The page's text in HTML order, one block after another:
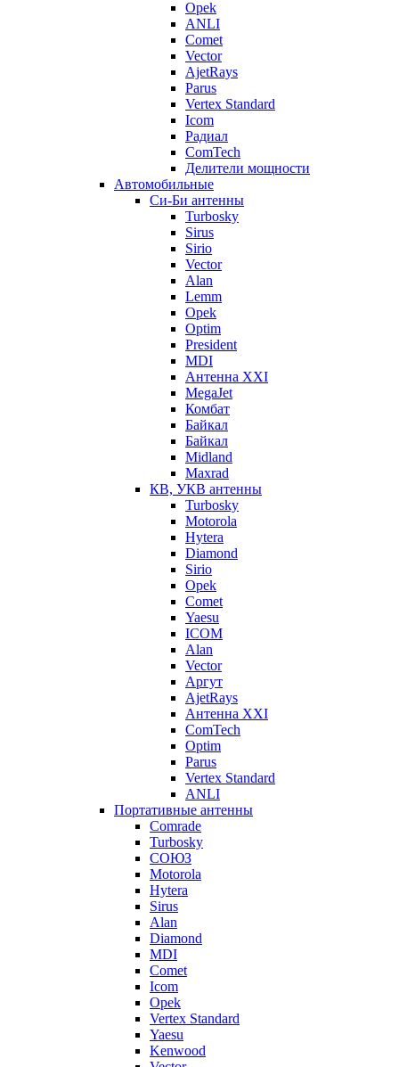
Opek
ANLI
Comet
Vector
AjetRays
Parus
Vertex Standard
Icom
Радиал
ComTech
Делители мощности
Автомобильные
Си-Би антенны
Turbosky
Sirus
Sirio
Vector
Alan
Lemm
Opek
Optim
President
MDI
Антенна XXI
MegaJet
Комбат
Байкал
Байкал
Midland
Maxrad
КВ, УКВ антенны
Turbosky
Motorola
Hytera
Diamond
Sirio
Opek
Comet
Yaesu
ICOM
Alan
Vector
Аргут
AjetRays
Антенна XXI
ComTech
Optim
Parus
Vertex Standard
ANLI
Портативные антенны
Comrade
Turbosky
СОЮЗ
Motorola
Hytera
Sirus
Alan
Diamond
MDI
Comet
Icom
Opek
Vertex Standard
Yaesu
Kenwood